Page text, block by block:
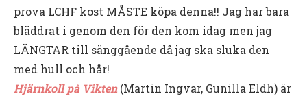
prova LCHF kost MÅSTE köpa denna!! Jag har bara
bläddrat i genom den för den kom idag men jag
LÄNGTAR till sänggående då jag ska sluka den
med hull och hår!
Hjärnkoll på Vikten(Martin Ingvar, Gunilla Eldh) är